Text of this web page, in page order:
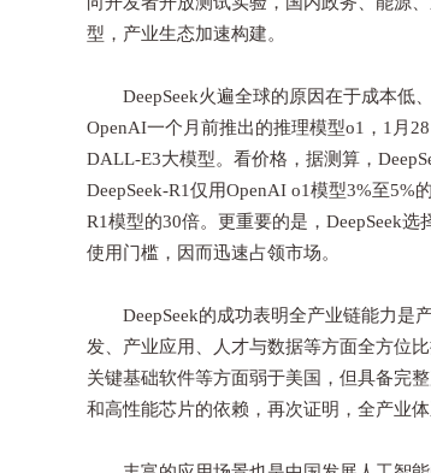
型，产业生态加速构建。
DeepSeek火遍全球的原因在于成本低、
OpenAI一个月前推出的推理模型o1，1月
DALL-E3大模型。看价格，据测算，
DeepSeek-R1仅用OpenAI o1模型3%至
R1模型的30倍。更重要的是，DeepSeek
使用门槛，因而迅速占领市场。
DeepSeek的成功表明全产业链能力是
发、产业应用、人才与数据等方面全方位
关键基础软件等方面弱于美国，但具备完
和高性能芯片的依赖，再次证明，全产业